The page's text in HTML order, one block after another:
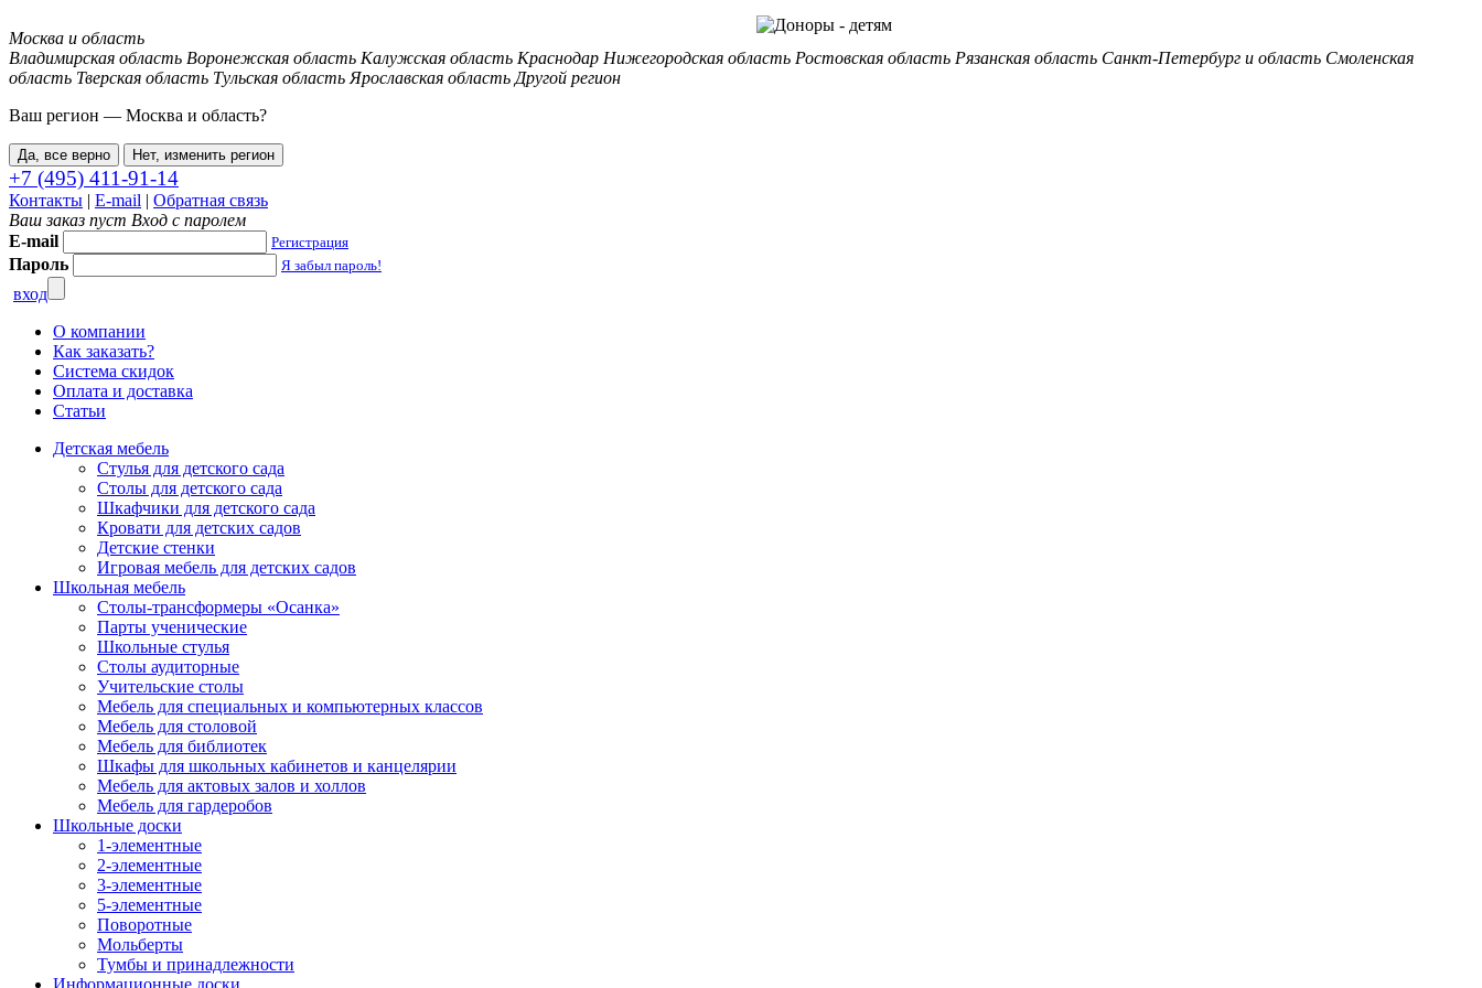
Москва и область
Владимирская область Воронежская область Калужская область Краснодар Нижегородская область Ростовская область Рязанская область Санкт-Петербург и область Смоленская
область Тверская область Тульская область Ярославская область Другой регион
Ваш регион — Москва и область?
Да, все верно Нет, изменить регион
+7 (495) 411-91-14
Контакты | E-mail | Обратная связь
Ваш заказ пуст Вход с паролем
E-mail
Регистрация
Пароль Я забыл пароль!
вход
О компании
Как заказать?
Система скидок
Оплата и доставка
Статьи
Детская мебель
Стулья для детского сада
Столы для детского сада
Шкафчики для детского сада
Кровати для детских садов
Детские стенки
Игровая мебель для детских садов
Школьная мебель
Столы-трансформеры «Осанка»
Парты ученические
Школьные стулья
Столы аудиторные
Учительские столы
Мебель для специальных и компьютерных классов
Мебель для столовой
Мебель для библиотек
Шкафы для школьных кабинетов и канцелярии
Мебель для актовых залов и холлов
Мебель для гардеробов
Школьные доски
1-элементные
2-элементные
3-элементные
5-элементные
Поворотные
Мольберты
Тумбы и принадлежности
Информационные доски